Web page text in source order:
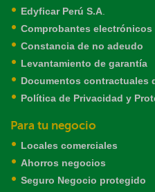
Edyficar Perú S.A
Comprobantes electrónicos
Constancia de no adeudo
Levantamiento de garantía
Documentos contractuales
Política de Privacidad y
Para tu negocio
Locales comerciales
Ahorros negocios
Seguro Negocio protegido